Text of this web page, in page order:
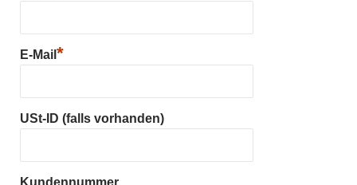
E-Mail *
USt-ID (falls vorhanden)
Kundennummer